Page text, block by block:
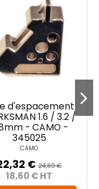
d'espacement
1.6 / 3.2 /
- CAMO -
345025
CAMO
€ 24,80 €
18,60 € HT